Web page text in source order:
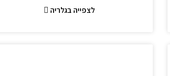
לצפייה בגלריה